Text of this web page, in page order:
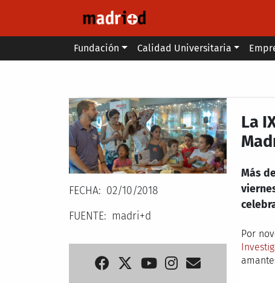
Main menu
Fundación Calidad Universitaria
FECHA
02/10/2018
FUENTE
madri+d
La
Más
Por